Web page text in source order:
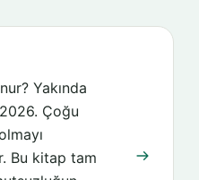
Yakında
Çoğu
Bu kitap tam